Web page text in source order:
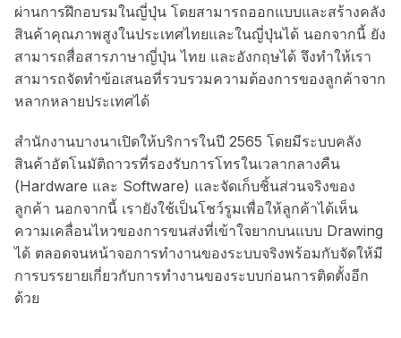
ผ่านการฝึกอบรมในญี่ปุ่น โดยสามารถออกแบบและสร้างคลัง
สินค้าคุณภาพสูงในประเทศไทยและในญี่ปุ่นได้ นอกจากนี้ ยัง
สามารถสื่อสารภาษาญี่ปุ่น ไทย และอังกฤษได้ จึงทำให้เรา
สามารถจัดทำข้อเสนอที่รวบรวมความต้องการของลูกค้าจาก
หลากหลายประเทศได้
สำนักงานบางนาเปิดให้บริการในปี 2565 โดยมีระบบคลัง
สินค้าอัตโนมัติถาวรที่รองรับการโทรในเวลากลางคืน
(Hardware และ Software) และจัดเก็บชิ้นส่วนจริงของ
ลูกค้า นอกจากนี้ เรายังใช้เป็นโชว์รูมเพื่อให้ลูกค้าได้เห็น
ความเคลื่อนไหวของการขนส่งที่เข้าใจยากบนแบบ Drawing
ได้ ตลอดจนหน้าจอการทำงานของระบบจริงพร้อมกับจัดให้มี
การบรรยายเกี่ยวกับการทำงานของระบบก่อนการติดตั้งอีก
ด้วย